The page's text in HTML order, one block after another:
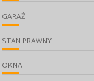
GARAŻ
STAN PRAWNY
OKNA